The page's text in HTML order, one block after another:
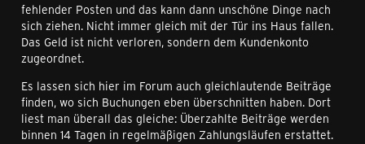
fehlender Posten und das kann dann unschöne Dinge nach
sich ziehen. Nicht immer gleich mit der Tür ins Haus fallen.
Das Geld ist nicht verloren, sondern dem Kundenkonto
zugeordnet.
Es lassen sich hier im Forum auch gleichlautende Beiträge
finden, wo sich Buchungen eben überschnitten haben. Dort
liest man überall das gleiche: Überzahlte Beiträge werden
binnen 14 Tagen in regelmäßigen Zahlungsläufen erstattet.